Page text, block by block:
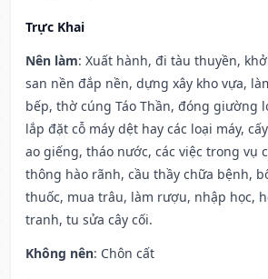
Trực Khai
Nên làm: Xuất hành, đi tàu thuyền,
san nền đắp nền, dựng xây kho vựa,
bếp, thờ cúng Táo Thần, đóng giường
lắp đặt cỗ máy dệt hay các loại máy,
ao giếng, tháo nước, các việc trong vụ
thông hào rãnh, cầu thầy chữa bệnh,
thuốc, mua trâu, làm rượu, nhập học,
tranh, tu sửa cây cối.
Không nên: Chôn cất